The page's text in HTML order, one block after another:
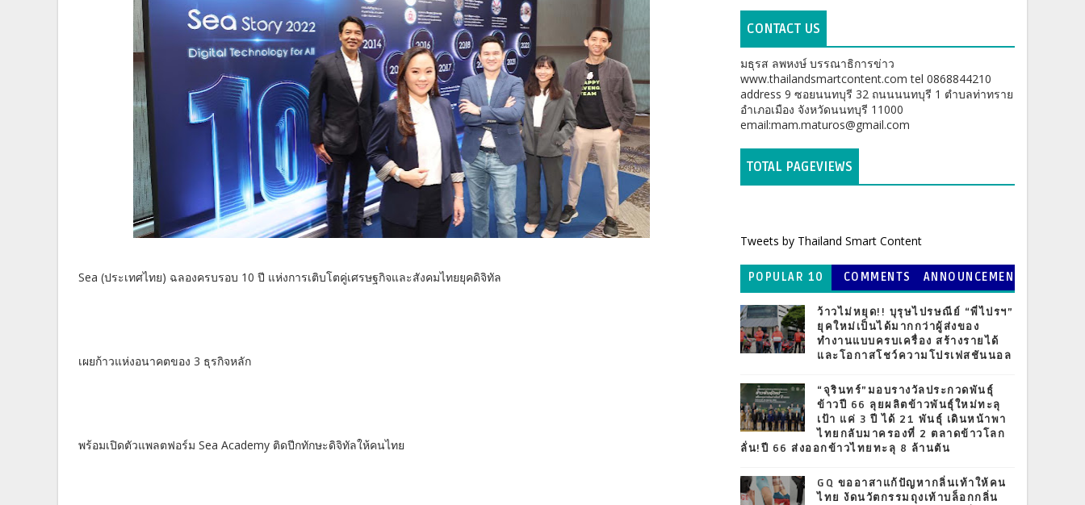
Sea (ประเทศไทย) ฉลองครบรอบ 10 ปี แห่งการเติบโตคู่เศรษฐกิจและสังคมไทยยุคดิจิทัล
เผยก้าวแห่งอนาคตของ 3 ธุรกิจหลัก
พร้อมเปิดตัวแพลตฟอร์ม Sea Academy ติดปีกทักษะดิจิทัลให้คนไทย
CONTACT US
มธุรส ลพหงษ์ บรรณาธิการข่าว
www.thailandsmartcontent.com tel 0868844210
address 9 ซอยนนทบุรี 32 ถนนนนทบุรี 1 ตำบลท่าทราย
อำเภอเมือง จังหวัดนนทบุรี 11000
email:mam.maturos@gmail.com
TOTAL PAGEVIEWS
Tweets by Thailand Smart Content
POPULAR 10 COMMENTS
ANNOUNCEMEN
ว้าวไม่หยุด!! บุรุษไปรษณีย์ “พี่ไปรฯ”
ยุคใหม่เป็นได้มากกว่าผู้ส่งของ
ทำงานแบบครบเครื่อง สร้างรายได้
และโอกาสโชว์ความโปรเฟสชันนอล
“จุรินทร์”มอบรางวัลประกวดพันธุ์
ข้าวปี 66 ลุยผลิตข้าวพันธุ์ใหม่ทะลุ
เป้า แค่ 3 ปี ได้ 21 พันธุ์ เดินหน้าพา
ไทยกลับมาครองที่ 2 ตลาดข้าวโลก
ลั่น!ปี 66 ส่งออกข้าวไทยทะลุ 8 ล้านตัน
GQ ขออาสาแก้ปัญหากลิ่นเท้าให้คน
ไทย งัดนวัตกรรมถุงเท้าบล็อกกลิ่น